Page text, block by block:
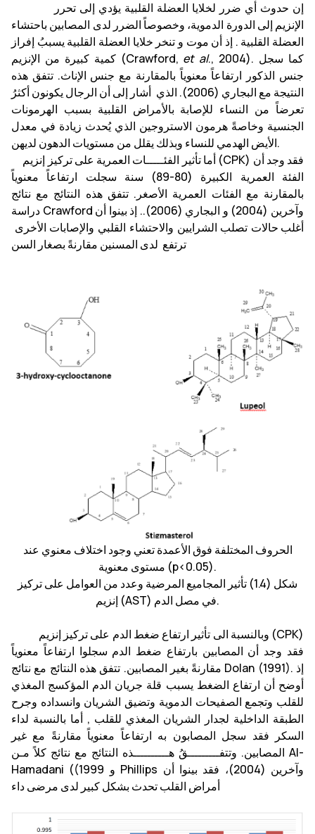
الإنزيم إلى الدورة الدموية، وخصوصاً الضرر لدى المصابين باحتشاء
العضلة القلبية . إذ أن موت و تنخر خلايا العضلة القلبية يسببُ إفراز
كمية كبيرة من الإنزيم (Crawford, et al., 2004). كما سجل
جنس الذكور ارتفاعاً معنوياً بالمقارنة مع جنس الإناث. تتفق هذه
النتيجة مع البجاري (2006). الذي أشار إلى أن الرجال يكونون أكثرُ
تعرضاً من النساء للإصابة بالأمراض القلبية بسبب الهرمونات
الجنسية وخاصةً هرمون الاستروجين الذي يُحدث زيادة في معدل
الأيض الهدمي للنساء وبذلك يقلل من مستويات الدهون لديهن.
الفئة العمرية الكبيرة (80-89) سنة سجلت ارتفاعاً معنوياً
بالمقارنة مع الفئات العمرية الأصغر. تتفق هذه النتائج مع نتائج
دراسة Crawford وآخرين (2004) و البجاري (2006).. إذ بينوا أن
أغلب حالات تصلب الشرايين والاحتشاء القلبي والإصابات الأخرى
ترتفع لدى المسنين مقارنةً بصغار السن
الحروف المختلفة فوق الأعمدة تعني وجود اختلاف معنوي عند
مستوى معنوية (p<0.05).
شكل (1.4) تأثير المجاميع المرضية وعدد من العوامل على تركيز
إنزيم (AST) في مصل الدم.
فقد وجد أن المصابين بارتفاع ضغط الدم سجلوا ارتفاعاً معنوياً
مقارنةً بغير المصابين. تتفق هذه النتائج مع نتائج Dolan (1991). إذ
أوضح أن ارتفاع الضغط يسبب قلة جريان الدم المؤكسج المغذي
للقلب وتجمع الصفيحات الدموية وتضيق الشريان وانسداده وجرح
الطبقة الداخلية لجدار الشريان المغذي للقلب , أما بالنسبة لداء
السكر فقد سجل المصابون به ارتفاعاً معنوياً مقارنةً مع غير
المصابين. وتتفـــــــــقُ هــــــــــذه النتائج مع نتائج كلاً مـن Al-
Hamadani ((1999 و Phillips وآخرين (2004)، فقد بينوا أن
أمراض القلب تحدث بشكل كبير لدى مرضى داء